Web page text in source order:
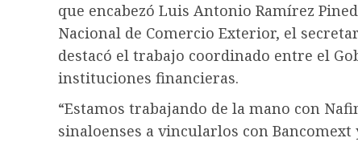
que encabezó Luis Antonio Ramírez
Nacional de Comercio Exterior, el
destacó el trabajo coordinado entre el
instituciones financieras.
“Estamos trabajando de la mano con
sinaloenses a vincularlos con